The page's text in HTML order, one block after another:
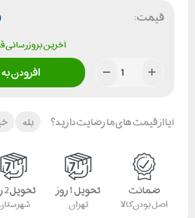
قیمت:
آخرین بروزرسانی قیمت:
افزودن
آیا از قیمت های ما رضایت دارید؟ بله
ضمانت
اصل بودن کالا
تحویل 1 روز
تهران
تحویل 2 روز